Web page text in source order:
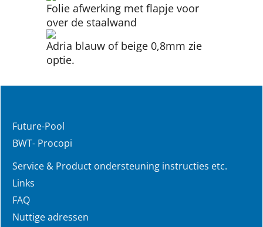
Folie afwerking met flapje voor
over de staalwand
Adria blauw of beige 0,8mm zie
optie.
Future-Pool
BWT- Procopi
Service & Product ondersteuning instructies etc.
Links
FAQ
Nuttige adressen